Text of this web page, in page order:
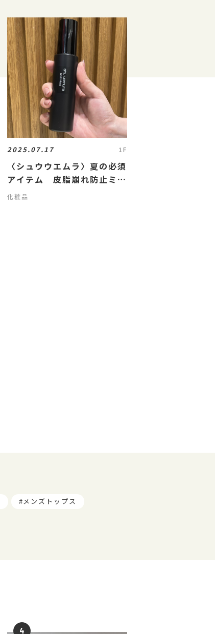
2025.07.17 1F
〈シュウウエムラ〉夏の必須
アイテム 皮脂崩れ防止ミス
ト
化粧品
メンズトップス